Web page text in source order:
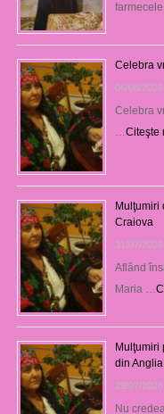
Celebra
06/08/2026
Celebra
…Citeşte
Mulţumiri
Craiova
31/07/2026
Aflând
Maria …
Mulţumiri
din
29/07/2026
Nu